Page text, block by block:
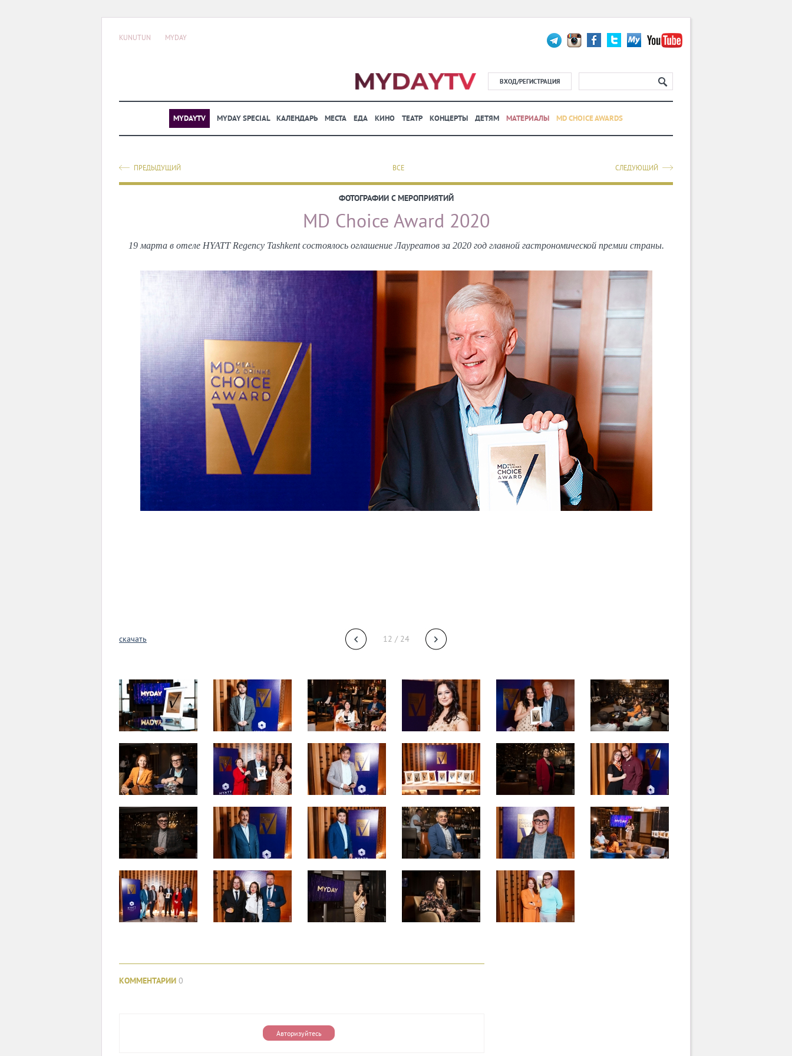
KUNUTUN MYDAY
ВХОД/РЕГИСТРАЦИЯ
MYDAYTV MYDAY SPECIAL КАЛЕНДАРЬ МЕСТА ЕДА КИНО ТЕАТР КОНЦЕРТЫ ДЕТЯМ МАТЕРИАЛЫ MD CHOICE AWARDS
ВСЕ
ПРЕДЫДУЩИЙ СЛЕДУЮЩИЙ
ФОТОГРАФИИ С МЕРОПРИЯТИЙ
MD Choice Award 2020
19 марта в отеле HYATT Regency Tashkent состоялось оглашение Лауреатов за 2020 год главной гастрономической премии страны.
скачать 12 / 24
КОММЕНТАРИИ 0
Авторизуйтесь